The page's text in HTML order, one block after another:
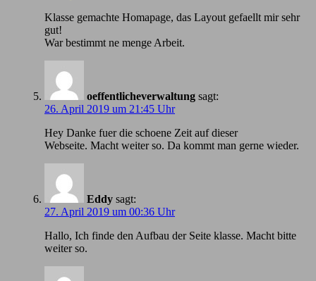
Klasse gemachte Homapage, das Layout gefaellt mir sehr
gut!
War bestimmt ne menge Arbeit.
oeffentlicheverwaltung sagt:
26. April 2019 um 21:45 Uhr
Hey Danke fuer die schoene Zeit auf dieser
Webseite. Macht weiter so. Da kommt man gerne wieder.
Eddy sagt:
27. April 2019 um 00:36 Uhr
Hallo, Ich finde den Aufbau der Seite klasse. Macht bitte
weiter so.